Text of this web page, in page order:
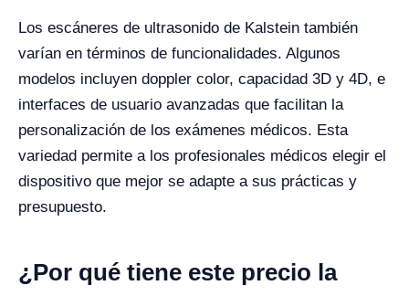
Los escáneres de ultrasonido de Kalstein también
varían en términos de funcionalidades. Algunos
modelos incluyen doppler color, capacidad 3D y 4D, e
interfaces de usuario avanzadas que facilitan la
personalización de los exámenes médicos. Esta
variedad permite a los profesionales médicos elegir el
dispositivo que mejor se adapte a sus prácticas y
presupuesto.
¿Por qué tiene este precio la